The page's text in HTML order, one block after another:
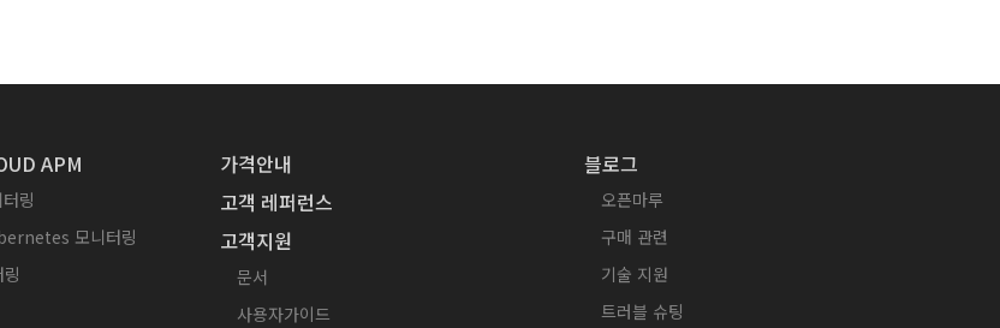
APM
링
모니터링
가격안내
고객 레퍼런스
고객지원
문서
사용자가이드
블로그
오픈마루
구매 관련
기술 지원
트러블 슈팅